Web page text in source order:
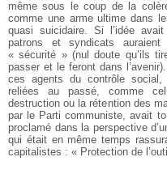
même sous le coup de la
comme une arme ultime dans
quasi suicidaire. Si l’idée
patrons et syndicats
« sécurité » (nul doute qu’ils
passer et le feront dans
ces agents du contrôle
reliées au passé, comme
destruction ou la rétention des
par le Parti communiste, avait
proclamé dans la perspective
qui était en même temps
capitalistes : « Protection de